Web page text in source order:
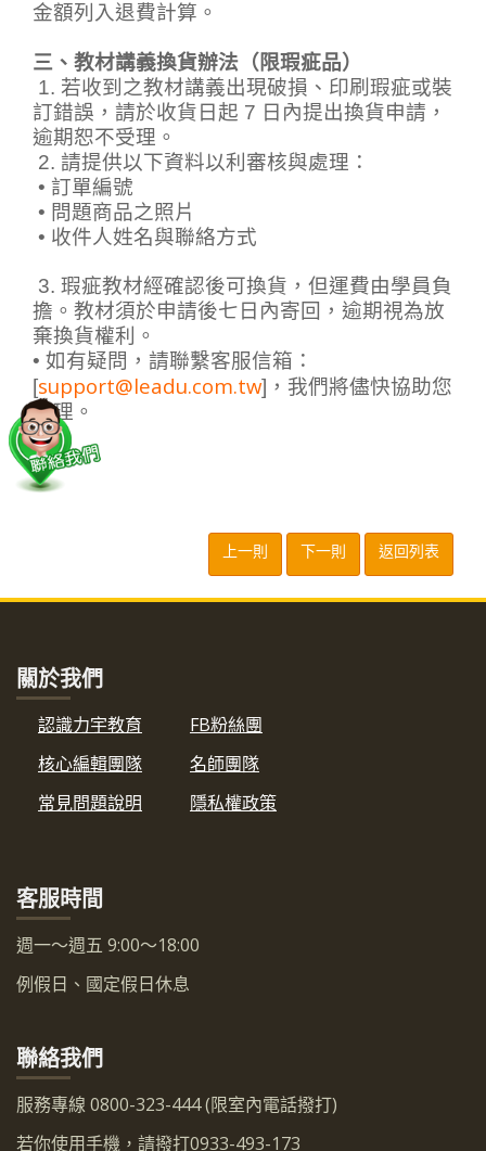
金額列入退費計算。
三、教材講義換貨辦法（限瑕疵品）
1. 若收到之教材講義出現破損、印刷瑕疵或裝
訂錯誤，請於收貨日起 7 日內提出換貨申請，
逾期恕不受理。
2. 請提供以下資料以利審核與處理：
• 訂單編號
• 問題商品之照片
• 收件人姓名與聯絡方式
3. 瑕疵教材經確認後可換貨，但運費由學員負
擔。教材須於申請後七日內寄回，逾期視為放
棄換貨權利。
• 如有疑問，請聯繫客服信箱：
[support@leadu.com.tw]，我們將儘快協助您
處理。
上一則 下一則 返回列表
關於我們
認識力宇教育
核心編輯團隊
常見問題說明
FB粉絲團
名師團隊
隱私權政策
客服時間
週一～週五 9:00～18:00
例假日、國定假日休息
聯絡我們
服務專線 0800-323-444 (限室內電話撥打)
若你使用手機，請撥打0933-493-173